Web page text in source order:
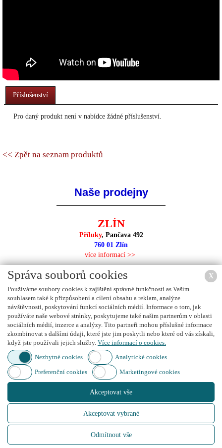
Příslušenství
Pro daný produkt není v nabídce žádné příslušenství.
<< Zpět na seznam produktů
Naše prodejny
ZLÍN
Příluky, Pančava 492
760 01 Zlín
více informací >>
NEJBLIŽŠÍ PRODEJNA
Použijte mapu prodejců na vyhledání nejbližší prodejny.
X
Správa souborů cookies
Používáme soubory cookies k zajištění správné funkčnosti as Vaším
souhlasem také k přizpůsobení a cílení obsahu a reklam, analýze
návštěvnosti, poskytování funkcí sociálních médií. Informace o tom, jak
používáte naše webové stránky, poskytujeme také našim partnerům v oblasti
sociálních médií, inzerce a analýzy. Tito partneři mohou příslušné informace
zkombinovat s dalšími údaji, které jste jim poskytli nebo které od vás získali,
když jste používali jejich služby. Více informací o cookies.
Nezbytné cookies
Analytické cookies
Preferenční cookies
Marketingové cookies
Akceptovat vše
Akceptovat vybrané
Odmítnout vše